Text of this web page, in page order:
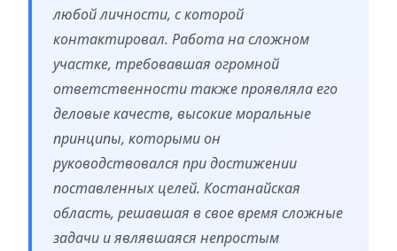
любой личности, с которой
контактировал. Работа на сложном
участке, требовавшая огромной
ответственности также проявляла его
деловые качеств, высокие моральные
принципы, которыми он
руководствовался при достижении
поставленных целей. Костанайская
область, решавшая в свое время сложные
задачи и являвшаяся непростым